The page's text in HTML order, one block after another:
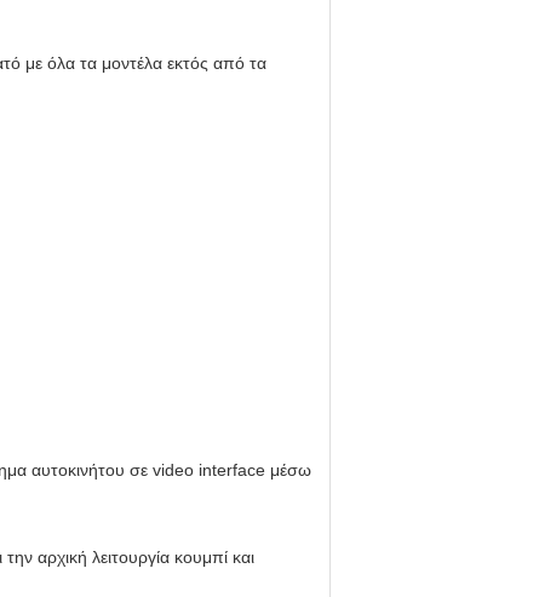
με όλα τα μοντέλα εκτός από τα
αυτοκινήτου σε video interface μέσω
αρχική λειτουργία κουμπί και